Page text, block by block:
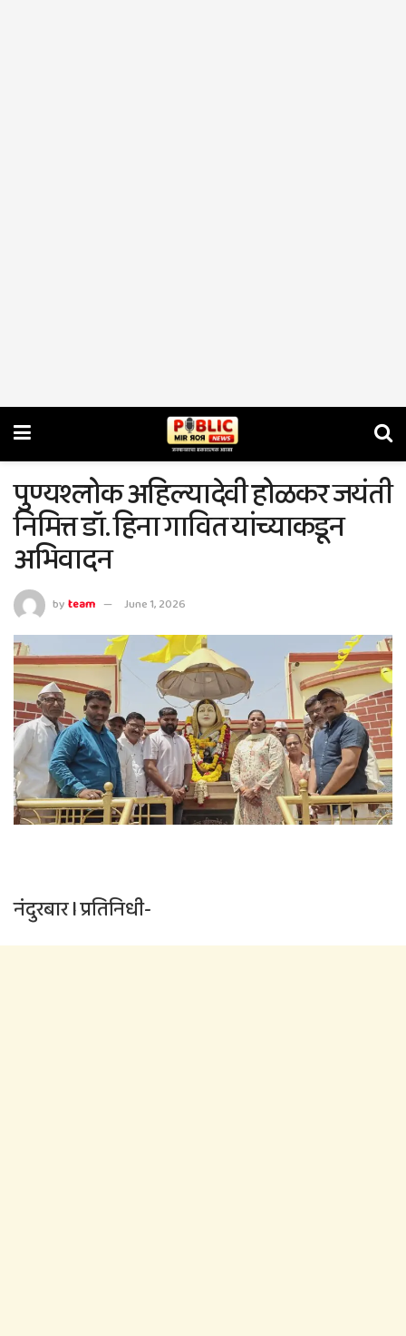
पुण्यश्लोक अहिल्यादेवी होळकर जयंती
निमित्त डॉ. हिना गावित यांच्याकडून
अभिवादन
byteam June 1, 2026
नंदुरबार l प्रतिनिधी-